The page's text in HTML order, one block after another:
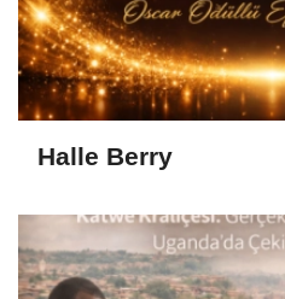
Halle Berry